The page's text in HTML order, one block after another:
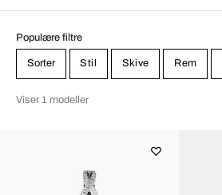
Populære filtre
Sorter Stil Skive Rem
Viser 1 modeller